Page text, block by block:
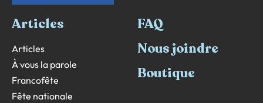
Articles
Articles
À vous la parole
Francofête
Fête nationale
FAQ
Nous joindre
Boutique